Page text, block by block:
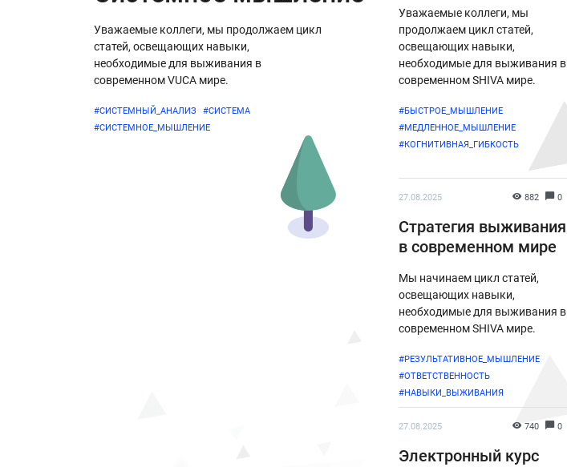
Уважаемые коллеги, мы продолжаем цикл
статей, освещающих навыки,
необходимые для выживания в
современном VUCA мире.
#СИСТЕМНЫЙ_АНАЛИЗ
#СИСТЕМА
#СИСТЕМНОЕ_МЫШЛЕНИЕ
Уважаемые коллеги, мы
продолжаем цикл статей,
освещающих навыки,
необходимые для выживания в
современном SHIVA мире.
#БЫСТРОЕ_МЫШЛЕНИЕ
#МЕДЛЕННОЕ_МЫШЛЕНИЕ
#КОГНИТИВНАЯ_ГИБКОСТЬ
27.08.2025 882 0
Стратегия выживания
в современном мире
Мы начинаем цикл статей,
освещающих навыки,
необходимые для выживания в
современном SHIVA мире.
#РЕЗУЛЬТАТИВНОЕ_МЫШЛЕНИЕ
#ОТВЕТСТВЕННОСТЬ
#НАВЫКИ_ВЫЖИВАНИЯ
27.08.2025 740 0
Электронный курс